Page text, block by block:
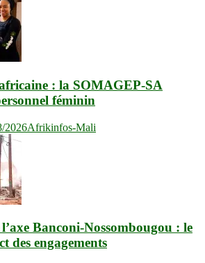
: la SOMAGEP-SA
féminin
2026Afrikinfos-Mali
Banconi-Nossombougou : le
des engagements